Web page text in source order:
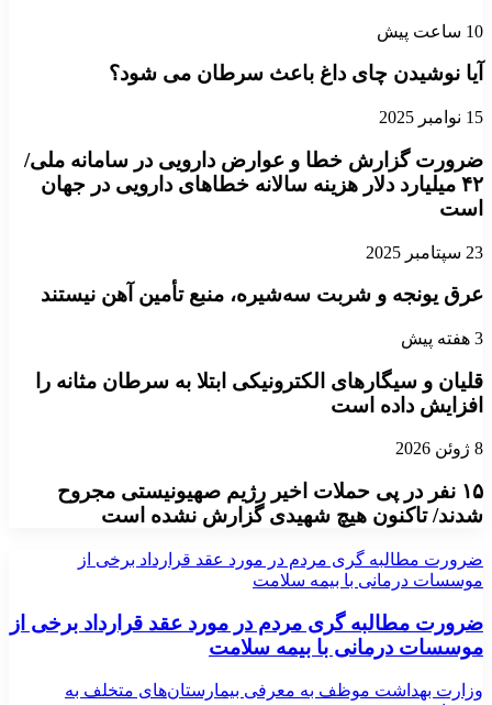
10 ساعت پیش
آیا نوشیدن چای داغ باعث سرطان می شود؟
15 نوامبر 2025
ضرورت گزارش خطا و عوارض دارویی در سامانه ملی/
۴۲ میلیارد دلار هزینه سالانه خطاهای دارویی در جهان
است
23 سپتامبر 2025
عرق یونجه و شربت سه‌شیره، منبع تأمین آهن نیستند
3 هفته پیش
قلیان و سیگارهای الکترونیکی ابتلا به سرطان مثانه را
افزایش داده است
8 ژوئن 2026
۱۵ نفر در پی حملات اخیر رژیم صهیونیستی مجروح
شدند/ تاکنون هیچ شهیدی گزارش نشده است
ضرورت مطالبه گری مردم در مورد عقد قرارداد برخی از
موسسات درمانی با بیمه سلامت
ضرورت مطالبه گری مردم در مورد عقد قرارداد برخی از
موسسات درمانی با بیمه سلامت
وزارت بهداشت موظف به معرفی بیمارستان‌های متخلف به